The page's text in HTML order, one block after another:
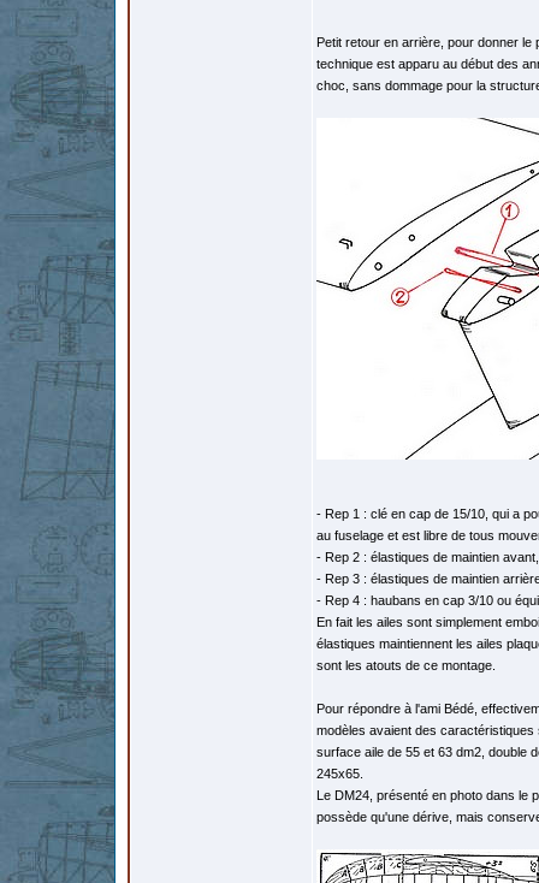
Petit retour en arrière, pour donner le
technique est apparu au début des
choc, sans dommage pour la
- Rep 1 : clé en cap de 15/10, qui a
au fuselage et est libre de tous
- Rep 2 : élastiques de maintien
- Rep 3 : élastiques de maintien
- Rep 4 : haubans en cap 3/10 ou
En fait les ailes sont simplement
élastiques maintiennent les ailes
sont les atouts de ce montage.
Pour répondre à l'ami Bédé,
modèles avaient des
surface aile de 55 et 63 dm2, double
245x65.
Le DM24, présenté en photo dans le
possède qu'une dérive, mais